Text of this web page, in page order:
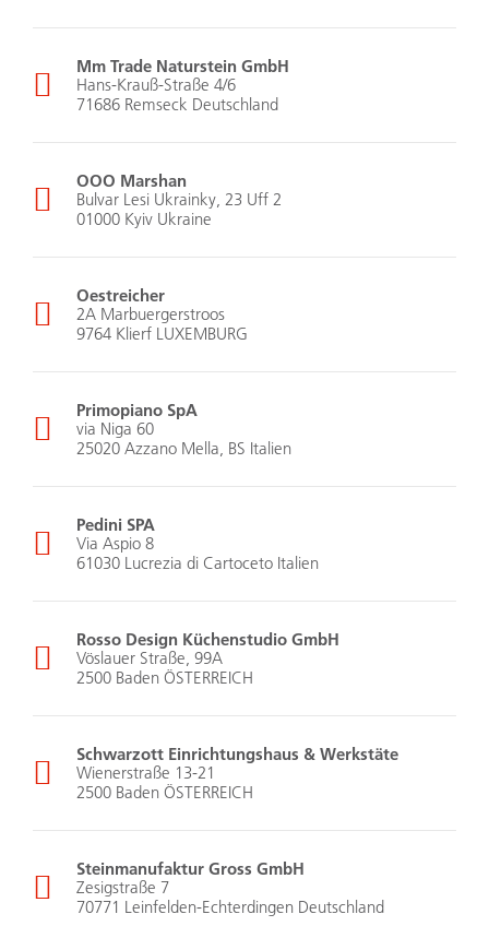
Mm Trade Naturstein GmbH
Hans-Krauß-Straße 4/6
71686 Remseck Deutschland
OOO Marshan
Bulvar Lesi Ukrainky, 23 Uff 2
01000 Kyiv Ukraine
Oestreicher
2A Marbuergerstroos
9764 Klierf LUXEMBURG
Primopiano SpA
via Niga 60
25020 Azzano Mella, BS Italien
Pedini SPA
Via Aspio 8
61030 Lucrezia di Cartoceto Italien
Rosso Design Küchenstudio GmbH
Vöslauer Straße, 99A
2500 Baden ÖSTERREICH
Schwarzott Einrichtungshaus & Werkstäte
Wienerstraße 13-21
2500 Baden ÖSTERREICH
Steinmanufaktur Gross GmbH
Zesigstraße 7
70771 Leinfelden-Echterdingen Deutschland